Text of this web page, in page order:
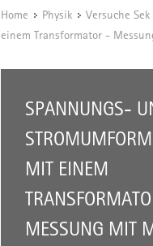
Home / Physik / Versuche
einem Transformator -
SPANNUNGS-
MIT EINEM
MESSUNG MIT